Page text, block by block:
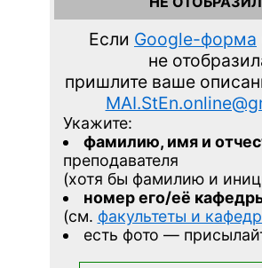
Если Google-форма
не
пришлите ваше
Укажите:
фамилию, имя и
преподавателя
(хотя бы фамилию и
номер его/её
(см. факультеты и
есть фото —